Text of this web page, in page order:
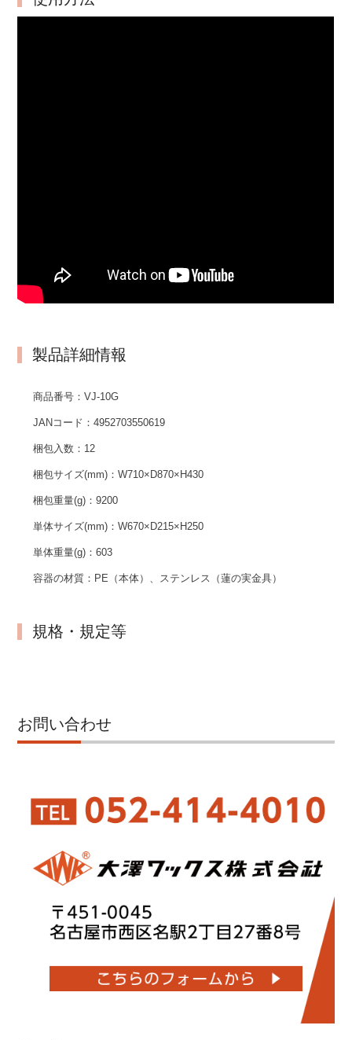
製品詳細情報
商品番号：VJ-10G
JANコード：4952703550619
梱包入数： 12
梱包サイズ(mm)：W710×D870×H430
梱包重量(g)：9200
単体サイズ(mm)：W670×D215×H250
単体重量(g)：603
容器の材質： PE（本体）、ステンレス（蓮の実金具）
規格・規定等
お問い合わせ